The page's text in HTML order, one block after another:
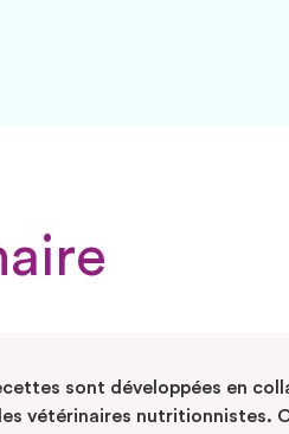
sont développées en
vétérinaires nutritionnistes.